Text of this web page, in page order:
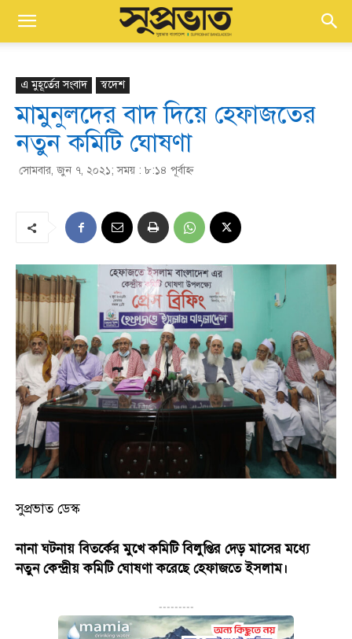
এ মুহূর্তের সংবাদ স্বদেশ
মামুনুলদের বাদ দিয়ে হেফাজতের
নতুন কমিটি ঘোষণা
সোমবার, জুন ৭, ২০২১; সময় : ৮:১৪ পূর্বাহ্ণ
সুপ্রভাত ডেস্ক
নানা ঘটনায় বিতর্কের মুখে কমিটি বিলুপ্তির দেড় মাসের মধ্যে
নতুন কেন্দ্রীয় কমিটি ঘোষণা করেছে হেফাজতে ইসলাম।
---------